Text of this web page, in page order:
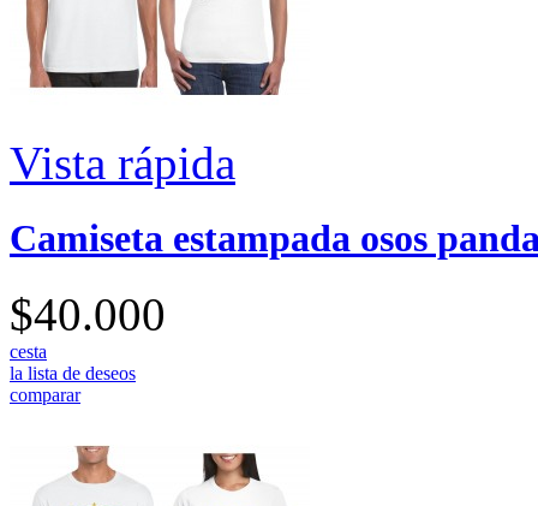
Vista rápida
Camiseta estampada osos
$40.000
cesta
la lista de deseos
comparar